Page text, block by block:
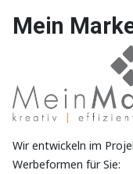
Mein
Wir entwickeln im
Werbeformen für Sie: